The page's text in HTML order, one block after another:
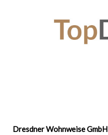
Dresdner Wohnweise GmbH